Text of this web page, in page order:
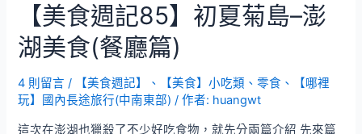
【美食週記85】初夏菊島–澎
湖美食(餐廳篇)
4 則留言 / 【美食週記】 、 【美食】小吃類、零食 、
【哪裡
玩】國內長途旅行(中南東部) / 作者: huangwt
這次在澎湖也獵殺了不少好吃食物，就先分兩篇介紹 先來篇